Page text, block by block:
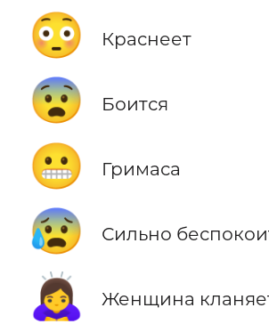
😳 Краснеет
😨 Боится
😬 Гримаса
😰 Сильно
🙇‍♀️ Женщина